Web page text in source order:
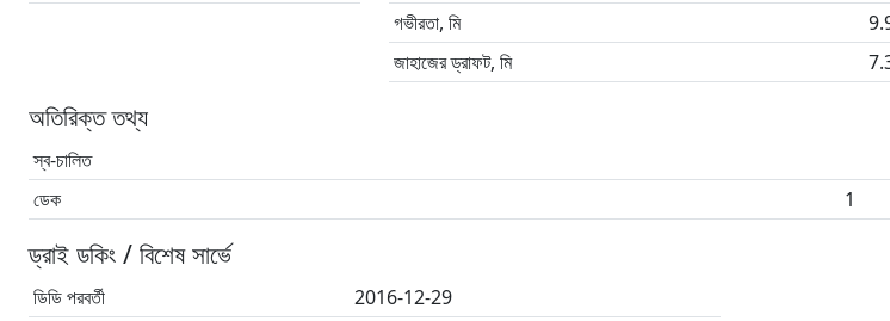
গভীরতা, মি
জাহাজের ড্রাফট, মি
অতিরিক্ত তথ্য
স্ব-চালিত
ডেক
1
ড্রাই ডকিং / বিশেষ সার্ভে
ডিডি পরবর্তী
2016-12-29